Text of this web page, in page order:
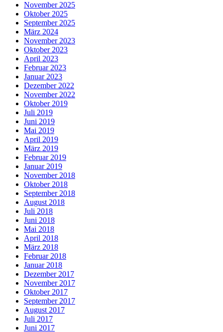
November 2025
Oktober 2025
September 2025
März 2024
November 2023
Oktober 2023
April 2023
Februar 2023
Januar 2023
Dezember 2022
November 2022
Oktober 2019
Juli 2019
Juni 2019
Mai 2019
April 2019
März 2019
Februar 2019
Januar 2019
November 2018
Oktober 2018
September 2018
August 2018
Juli 2018
Juni 2018
Mai 2018
April 2018
März 2018
Februar 2018
Januar 2018
Dezember 2017
November 2017
Oktober 2017
September 2017
August 2017
Juli 2017
Juni 2017